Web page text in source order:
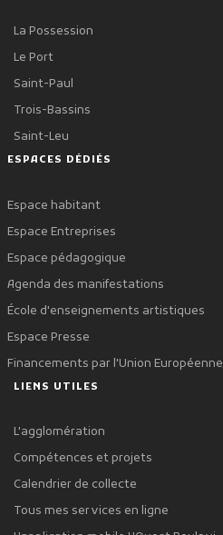
La Possession
Le Port
Saint-Paul
Trois-Bassins
Saint-Leu
ESPACES DÉDIÉS
Espace habitant
Espace Entreprises
Espace pédagogique
Agenda des manifestations
École d'enseignements artistiques
Espace Presse
Financements par l'Union Européenne
LIENS UTILES
L'agglomération
Compétences et projets
Calendrier de collecte
Tous mes services en ligne